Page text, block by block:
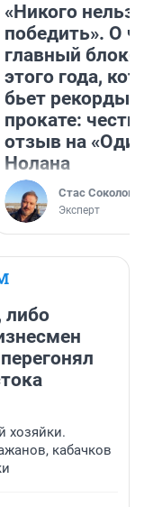
«Никого нельзя
победить». О
главный
этого года,
бьет рекорды в
прокате:
отзыв на
Нолана
Стас Соколов
Эксперт
либо
хозяйки.
кабачков